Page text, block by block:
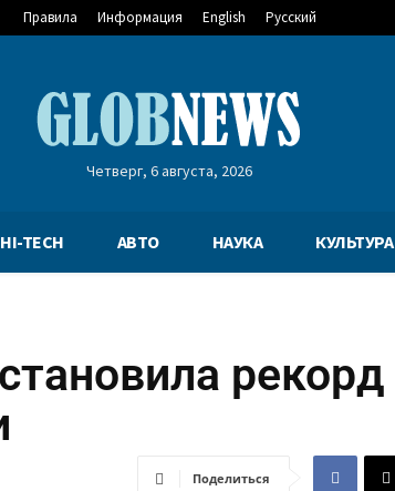
Правила Информация English Русский
Четверг, 6 августа, 2026
HI-TECH АВТО НАУКА КУЛЬТУРА
рекорд
Поделиться